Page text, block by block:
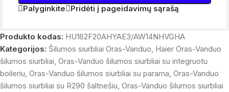
Palyginkite Pridėti į pageidavimų sąrašą
Produkto kodas: HU162F20AHYAE3/AW14NHVGHA
Kategorijos: Šilumos siurbliai Oras-Vanduo, Haier Oras-Vanduo
šilumos siurbliai, Oras-Vanduo šilumos siurbliai su integruotu
boileriu, Oras-Vanduo šilumos siurbliai su parama, Oras-Vanduo
šilumos siurbliai su R290 šaltnešiu, Oras-Vanduo šilumos siurbliai